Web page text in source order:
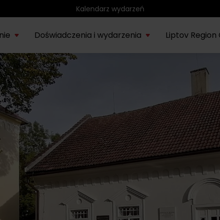
Region rowerowy
o
Liptów
Liptów
Liptowskie
muzeum
Doświadczenia i wydarzenia
SIE
22.
Park wodny Bešeňová
Noce rytuałów
LIP
04.
Vodný park Tatralandia
Tropikalna noc w
Tatralandii – letnia
edycja specjalna
08. Lato pod Chopokiem
Liptov Region